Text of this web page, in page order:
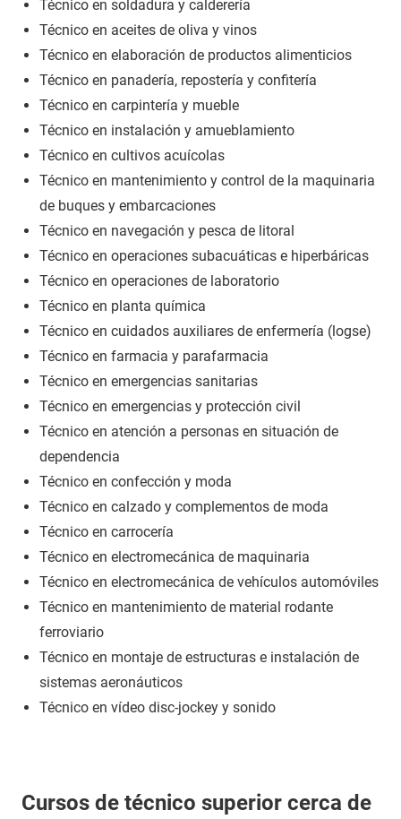
Técnico en soldadura y calderería
Técnico en aceites de oliva y vinos
Técnico en elaboración de productos alimenticios
Técnico en panadería, repostería y confitería
Técnico en carpintería y mueble
Técnico en instalación y amueblamiento
Técnico en cultivos acuícolas
Técnico en mantenimiento y control de la maquinaria
de buques y embarcaciones
Técnico en navegación y pesca de litoral
Técnico en operaciones subacuáticas e hiperbáricas
Técnico en operaciones de laboratorio
Técnico en planta química
Técnico en cuidados auxiliares de enfermería (logse)
Técnico en farmacia y parafarmacia
Técnico en emergencias sanitarias
Técnico en emergencias y protección civil
Técnico en atención a personas en situación de
dependencia
Técnico en confección y moda
Técnico en calzado y complementos de moda
Técnico en carrocería
Técnico en electromecánica de maquinaria
Técnico en electromecánica de vehículos automóviles
Técnico en mantenimiento de material rodante
ferroviario
Técnico en montaje de estructuras e instalación de
sistemas aeronáuticos
Técnico en vídeo disc-jockey y sonido
Cursos de técnico superior cerca de